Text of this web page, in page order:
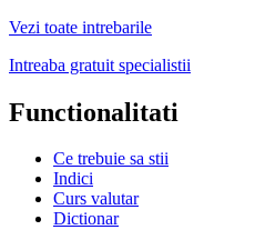
Vezi toate intrebarile
Intreaba gratuit specialistii
Functionalitati
Ce trebuie sa stii
Indici
Curs valutar
Dictionar